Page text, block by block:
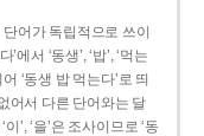
어가 독립적으로 쓰이
서 ‘동생’, ‘밥’, ‘먹는
‘동생 밥 먹는다’로 띄
어서 다른 단어와는 달
’, ‘을’은 조사이므로 ‘동